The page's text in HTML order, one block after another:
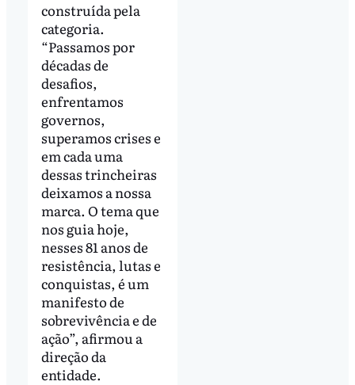
construída pela
categoria.
“Passamos por
décadas de
desafios,
enfrentamos
governos,
superamos crises e
em cada uma
dessas trincheiras
deixamos a nossa
marca. O tema que
nos guia hoje,
nesses 81 anos de
resistência, lutas e
conquistas, é um
manifesto de
sobrevivência e de
ação”, afirmou a
direção da
entidade.